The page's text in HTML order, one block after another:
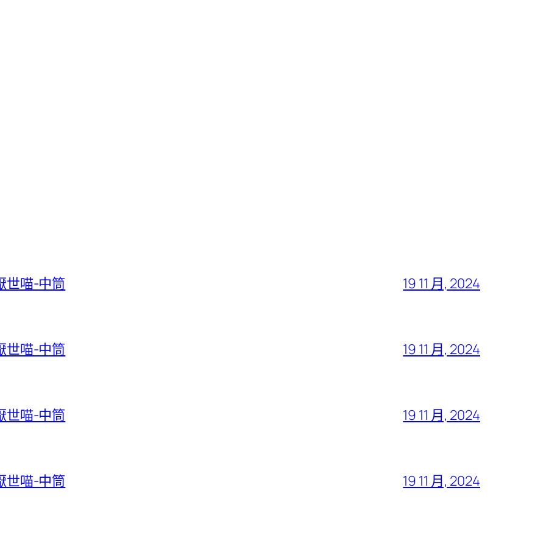
世喵-中筒 19 11 月, 2024
世喵-中筒 19 11 月, 2024
世喵-中筒 19 11 月, 2024
世喵-中筒 19 11 月, 2024